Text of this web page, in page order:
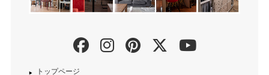
トップページ